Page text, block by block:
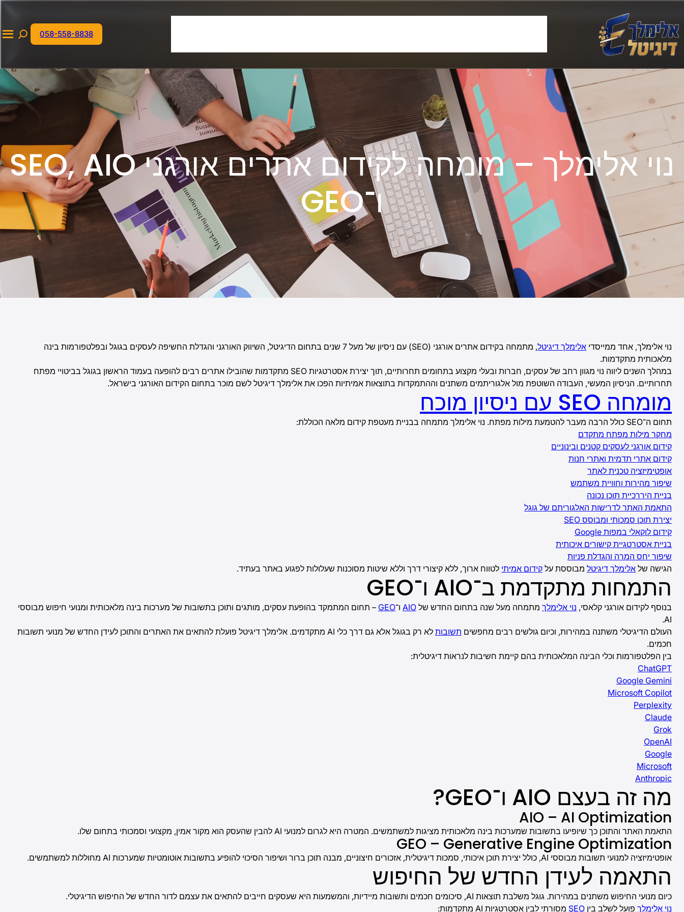
058-558-8838
S
e
r
h
נוי אלימלך – מומחה לקידום אתרים אורגני SEO, AIO
ו־GEO
נוי אלימלך, אחד ממייסדי אלימלך דיגיטל
, מתמחה בקידום אתרים אורגני (SEO) עם ניסיון של מעל 7 שנים בתחום הדיגיטל, השיווק האורגני והגדלת החשיפה לעסקים בגוגל ובפלטפורמות בינה
מלאכותית מתקדמות.
במהלך השנים ליווה נוי מגוון רחב של עסקים, חברות ובעלי מקצוע בתחומים תחרותיים, תוך יצירת אסטרטגיות SEO מתקדמות שהובילו אתרים רבים להופעה בעמוד הראשון בגוגל בביטויי מפתח
תחרותיים. הניסיון המעשי, העבודה השוטפת מול אלגוריתמים משתנים וההתמקדות בתוצאות אמיתיות הפכו את אלימלך דיגיטל לשם מוכר בתחום הקידום האורגני בישראל.
מומחה SEO עם ניסיון מוכח
תחום ה־SEO כולל הרבה מעבר להטמעת מילות מפתח. נוי אלימלך מתמחה בבניית מעטפת קידום מלאה הכוללת:
מחקר מילות מפתח מתקדם
קידום אורגני לעסקים קטנים ובינוניים
קידום אתרי תדמית ואתרי חנות
אופטימיזציה טכנית לאתר
שיפור מהירות וחוויית משתמש
בניית היררכיית תוכן נכונה
התאמת האתר לדרישות האלגוריתם של גוגל
יצירת תוכן סמכותי ומבוסס SEO
קידום לוקאלי במפות Google
בניית אסטרטגיית קישורים איכותית
שיפור יחס המרה והגדלת פניות
הגישה של אלימלך דיגיטל מבוססת על קידום אמיתי לטווח ארוך, ללא קיצורי דרך וללא שיטות מסוכנות שעלולות לפגוע באתר בעתיד.
התמחות מתקדמת ב־AIO ו־GEO
בנוסף לקידום אורגני קלאסי, נוי אלימלך מתמחה מעל שנה בתחום החדש של AIO ו־GEO – תחום המתמקד בהופעת עסקים, מותגים ותוכן בתשובות של מערכות בינה מלאכותית ומנועי חיפוש מבוססי
AI.
העולם הדיגיטלי משתנה במהירות, וכיום גולשים רבים מחפשים תשובות
לא רק בגוגל אלא גם דרך כלי AI מתקדמים. אלימלך דיגיטל פועלת להתאים את האתרים והתוכן לעידן החדש של מנועי תשובות
חכמים.
בין הפלטפורמות וכלי הבינה המלאכותית בהם קיימת חשיבות לנראות דיגיטלית:
ChatGPT
Google Gemini
Microsoft Copilot
Perplexity
Claude
Grok
OpenAI
Google
Microsoft
Anthropic
מה זה בעצם AIO ו־GEO?
AIO – AI Optimization
התאמת האתר והתוכן כך שיופיעו בתשובות שמערכות בינה מלאכותית מציגות למשתמשים. המטרה היא לגרום למנועי AI להבין שהעסק הוא מקור אמין, מקצועי וסמכותי בתחום שלו.
GEO – Generative Engine Optimization
אופטימיזציה למנועי תשובות מבוססי AI, כולל יצירת תוכן איכותי, סמכות דיגיטלית, אזכורים חיצוניים, מבנה תוכן ברור ושיפור הסיכוי להופיע בתשובות אוטומטיות שמערכות AI מחוללות למשתמשים.
התאמה לעידן החדש של החיפוש
כיום מנועי החיפוש משתנים במהירות. גוגל משלבת תוצאות AI, סיכומים חכמים ותשובות מיידיות, והמשמעות היא שעסקים חייבים להתאים את עצמם לדור החדש של החיפוש הדיגיטלי.
נוי אלימלך פועל לשלב בין SEO מסורתי לבין אסטרטגיות AI מתקדמות: